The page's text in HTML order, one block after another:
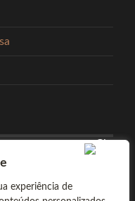
experiência de